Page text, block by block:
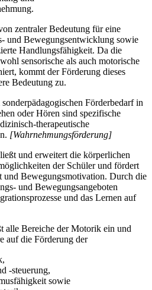
zentraler Bedeutung für eine
und Bewegungsentwicklung sowie
Handlungsfähigkeit. Da die
sensorische als auch motorische
kommt der Förderung dieses
Bedeutung zu.
Förderbedarf in
oder Hören sind spezifische
therapeutische
[Wahrnehmungsförderung]
und erweitert die körperlichen
der Schüler und fördert
und Bewegungsmotivation. Durch die
und Bewegungsangeboten
und das Lernen auf
alle Bereiche der Motorik ein und
auf die Förderung der
-steuerung,
sowie